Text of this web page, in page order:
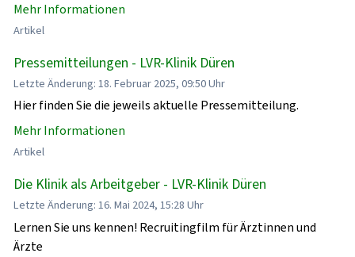
Mehr Informationen
Artikel
Pressemitteilungen - LVR-Klinik Düren
Letzte Änderung: 18. Februar 2025, 09:50 Uhr
Hier finden Sie die jeweils aktuelle Pressemitteilung.
Mehr Informationen
Artikel
Die Klinik als Arbeitgeber - LVR-Klinik Düren
Letzte Änderung: 16. Mai 2024, 15:28 Uhr
Lernen Sie uns kennen! Recruitingfilm für Ärztinnen und
Ärzte